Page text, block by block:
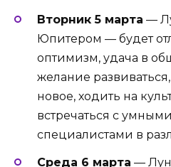
Вторник 5 марта —
Юпитером — будет
оптимизм, удача в
желание развиваться,
новое, ходить на
встречаться с
специалистами в
Среда 6 марта —